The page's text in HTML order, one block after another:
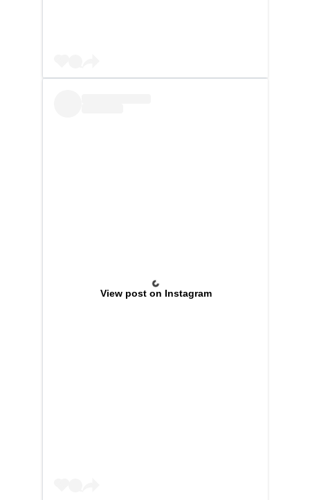
View post on Instagram